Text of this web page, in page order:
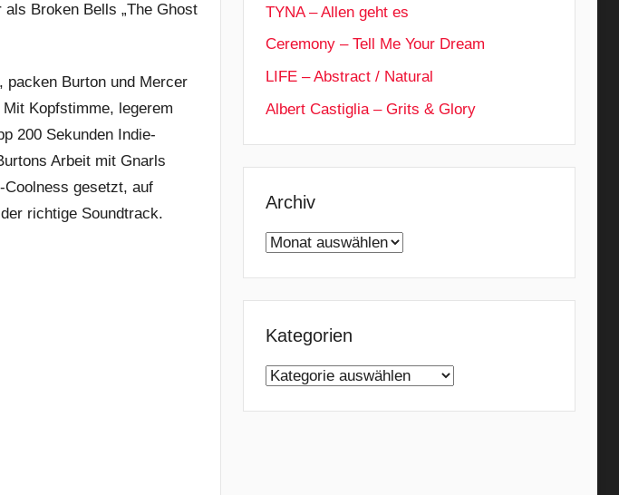
Broken Bells „The Ghost
packen Burton und Mercer
Kopfstimme, legerem
200 Sekunden Indie-
Arbeit mit Gnarls
Coolness gesetzt, auf
richtige Soundtrack.
TYNA – Allen geht es
Ceremony – Tell Me Your Dream
LIFE – Abstract / Natural
Albert Castiglia – Grits & Glory
Archiv
Archiv
Kategorien
Kategorien